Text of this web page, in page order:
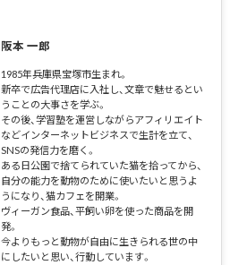
阪本 一郎
1985年兵庫県宝塚市生まれ。
新卒で広告代理店に入社し、文章で魅せるとい
うことの大事さを学ぶ。
その後、学習塾を運営しながらアフィリエイト
などインターネットビジネスで生計を立て、
SNSの発信力を磨く。
ある日公園で捨てられていた猫を拾ってから、
自分の能力を動物のために使いたいと思うよ
うになり、猫カフェを開業。
ヴィーガン食品、平飼い卵を使った商品を開
発。
今よりもっと動物が自由に生きられる世の中
にしたいと思い、行動しています。